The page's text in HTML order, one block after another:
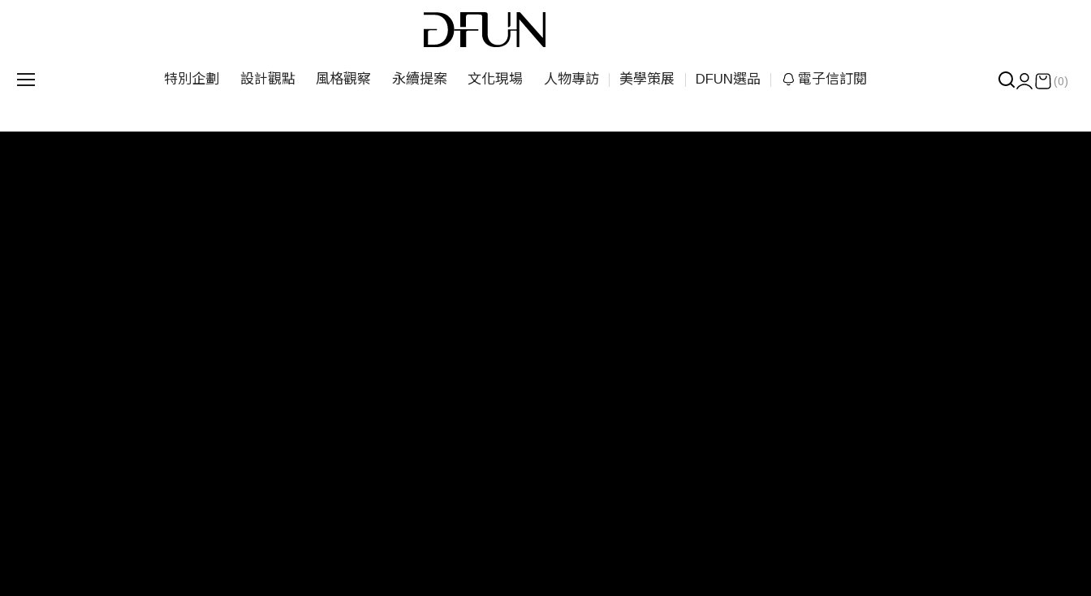
特別企劃 設計觀點 風格觀察 永續提案 文化現場 人物專訪 美學策展 DFUN選品 電子信訂閱 (0)